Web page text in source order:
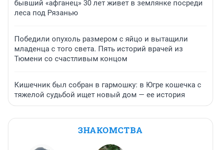
бывший «афганец» 30 лет живет в землянке посреди
леса под Рязанью
Победили опухоль размером с яйцо и вытащили
младенца с того света. Пять историй врачей из
Тюмени со счастливым концом
Кишечник был собран в гармошку: в Югре кошечка с
тяжелой судьбой ищет новый дом — ее история
ЗНАКОМСТВА